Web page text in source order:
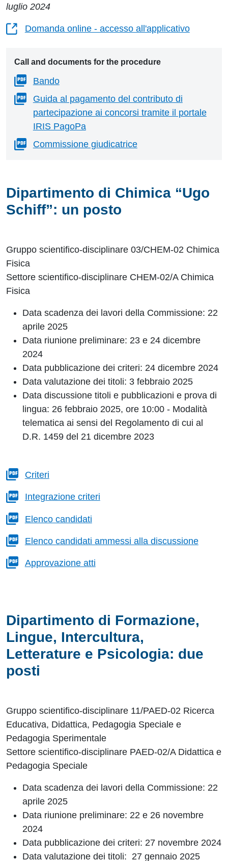
luglio 2024
Domanda online - accesso all'applicativo
Call and documents for the procedure
Bando
Guida al pagamento del contributo di
partecipazione ai concorsi tramite il portale
IRIS PagoPa
Commissione giudicatrice
Dipartimento di Chimica “Ugo
Schiff”: un posto
Gruppo scientifico-disciplinare 03/CHEM-02 Chimica
Fisica
Settore scientifico-disciplinare CHEM-02/A Chimica
Fisica
Data scadenza dei lavori della Commissione: 22
aprile 2025
Data riunione preliminare: 23 e 24 dicembre
2024
Data pubblicazione dei criteri: 24 dicembre 2024
Data valutazione dei titoli: 3 febbraio 2025
Data discussione titoli e pubblicazioni e prova di
lingua: 26 febbraio 2025, ore 10:00 - Modalità
telematica ai sensi del Regolamento di cui al
D.R. 1459 del 21 dicembre 2023
Criteri
Integrazione criteri
Elenco candidati
Elenco candidati ammessi alla discussione
Approvazione atti
Dipartimento di Formazione,
Lingue, Intercultura,
Letterature e Psicologia: due
posti
Gruppo scientifico-disciplinare 11/PAED-02 Ricerca
Educativa, Didattica, Pedagogia Speciale e
Pedagogia Sperimentale
Settore scientifico-disciplinare PAED-02/A Didattica e
Pedagogia Speciale
Data scadenza dei lavori della Commissione: 22
aprile 2025
Data riunione preliminare: 22 e 26 novembre
2024
Data pubblicazione dei criteri: 27 novembre 2024
Data valutazione dei titoli: 27 gennaio 2025